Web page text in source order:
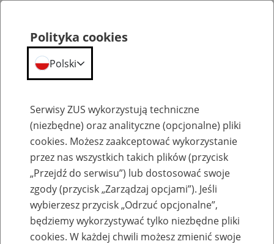
Wsparcie na każdym etapie życia
Seniorzy 60/65+ lat
Polityka cookies
Polski
Serwisy ZUS wykorzystują techniczne
(niezbędne) oraz analityczne (opcjonalne) pliki
cookies. Możesz zaakceptować wykorzystanie
przez nas wszystkich takich plików (przycisk
„Przejdź do serwisu”) lub dostosować swoje
zgody (przycisk „Zarządzaj opcjami”). Jeśli
wybierzesz przycisk „Odrzuć opcjonalne”,
będziemy wykorzystywać tylko niezbędne pliki
cookies. W każdej chwili możesz zmienić swoje